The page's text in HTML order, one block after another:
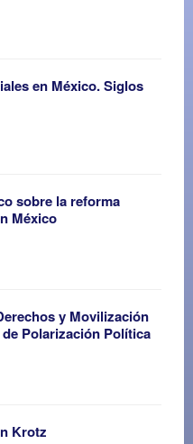
en México. Siglos
sobre la reforma
México
y Movilización
Polarización Política
Krotz